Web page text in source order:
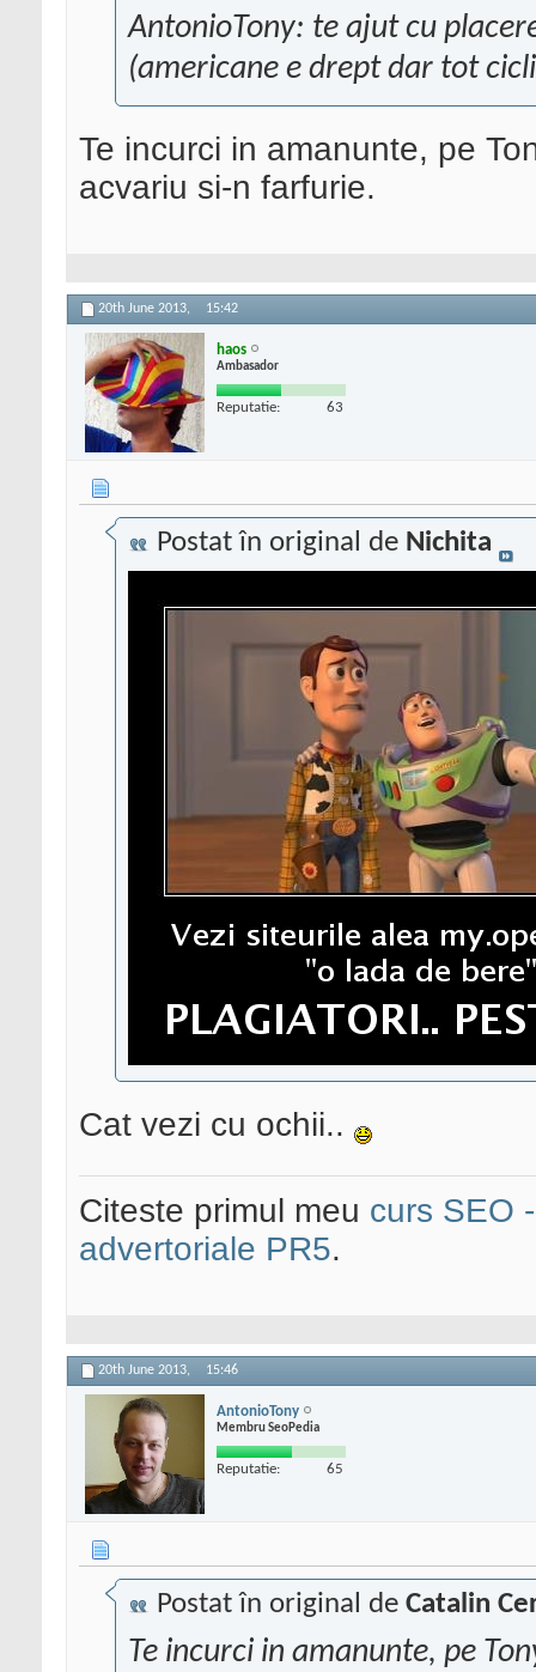
AntonioTony: te ajut cu
(americane e drept dar tot
Te incurci in amanunte, pe
acvariu si-n farfurie.
20th June 2013, 15:42
haos
Ambasador
Reputatie: 63
Postat în original de Nichita
Cat vezi cu ochii..
Citeste primul meu curs SEO
advertoriale PR5.
20th June 2013, 15:46
AntonioTony
Membru SeoPedia
Reputatie: 65
Postat în original de Catalin
Te incurci in amanunte, pe